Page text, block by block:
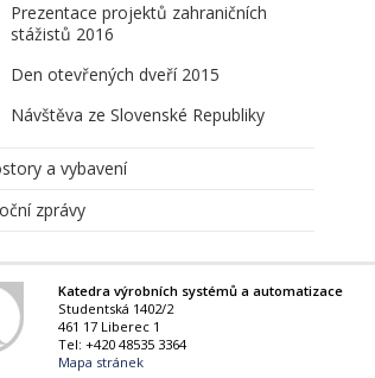
Prezentace projektů zahraničních
stážistů 2016
Den otevřených dveří 2015
Návštěva ze Slovenské Republiky
a vybavení
zprávy
Katedra výrobních systémů a automatizace
Studentská 1402/2
461 17 Liberec 1
Tel: +420 48535 3364
Mapa stránek